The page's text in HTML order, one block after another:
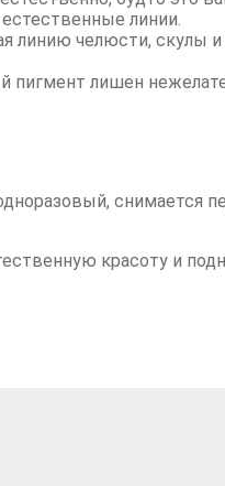
линии.
линию челюсти, скулы и
пигмент лишен
снимается
красоту и